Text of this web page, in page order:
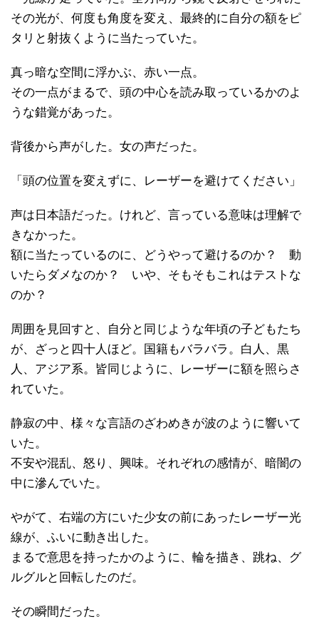
その光が、何度も角度を変え、最終的に自分の額をピ
タリと射抜くように当たっていた。
真っ暗な空間に浮かぶ、赤い一点。
その一点がまるで、頭の中心を読み取っているかのよ
うな錯覚があった。
背後から声がした。女の声だった。
「頭の位置を変えずに、レーザーを避けてください」
声は日本語だった。けれど、言っている意味は理解で
きなかった。
額に当たっているのに、どうやって避けるのか？ 動
いたらダメなのか？ いや、そもそもこれはテストな
のか？
周囲を見回すと、自分と同じような年頃の子どもたち
が、ざっと四十人ほど。国籍もバラバラ。白人、黒
人、アジア系。皆同じように、レーザーに額を照らさ
れていた。
静寂の中、様々な言語のざわめきが波のように響いて
いた。
不安や混乱、怒り、興味。それぞれの感情が、暗闇の
中に滲んでいた。
やがて、右端の方にいた少女の前にあったレーザー光
線が、ふいに動き出した。
まるで意思を持ったかのように、輪を描き、跳ね、グ
ルグルと回転したのだ。
その瞬間だった。